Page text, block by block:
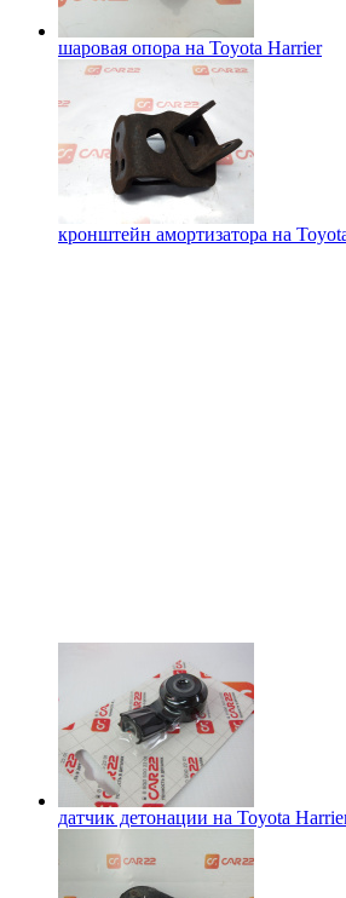
шаровая опора на Toyota Harrier
кронштейн амортизатора на
датчик детонации на Toyota